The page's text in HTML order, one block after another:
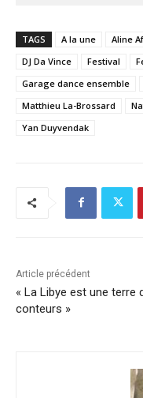
TAGS A la une Aline
DJ Da Vince
Festival
Garage dance ensemble
Matthieu La-Brossard
Yan Duyvendak
Article précédent
« La Libye est une terre
conteurs »